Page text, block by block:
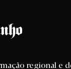
regional e